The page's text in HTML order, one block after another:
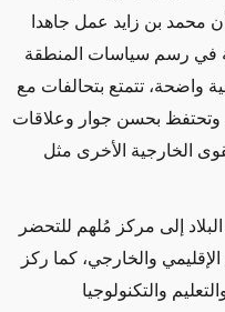
محمد بن زايد عمل جاهدا
في رسم سياسات المنطقة
واضحة، تتمتع بتحالفات مع
وتحتفظ بحسن جوار وعلاقات
الخارجية الأخرى مثل
إلى مركز مُلهم للتحضر
والخارجي، كما ركز
والتكنولوجيا